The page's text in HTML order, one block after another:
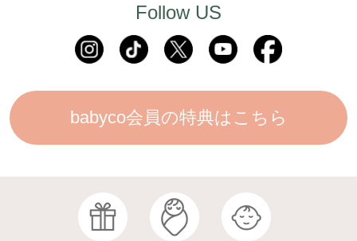
Follow US
babyco会員の特典はこちら